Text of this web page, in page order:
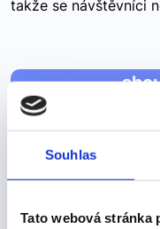
Souhlas
Tato webová stránka
takže se návštěvníci
mělo být
been in my